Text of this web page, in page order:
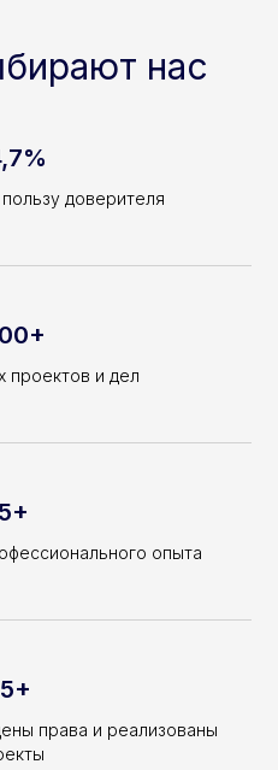
нас
доверителя
проектов и дел
опыта
права и реализованы